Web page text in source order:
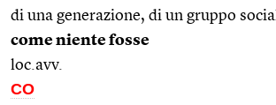
di una generazione, di un gruppo
come niente fosse
loc.avv.
CO